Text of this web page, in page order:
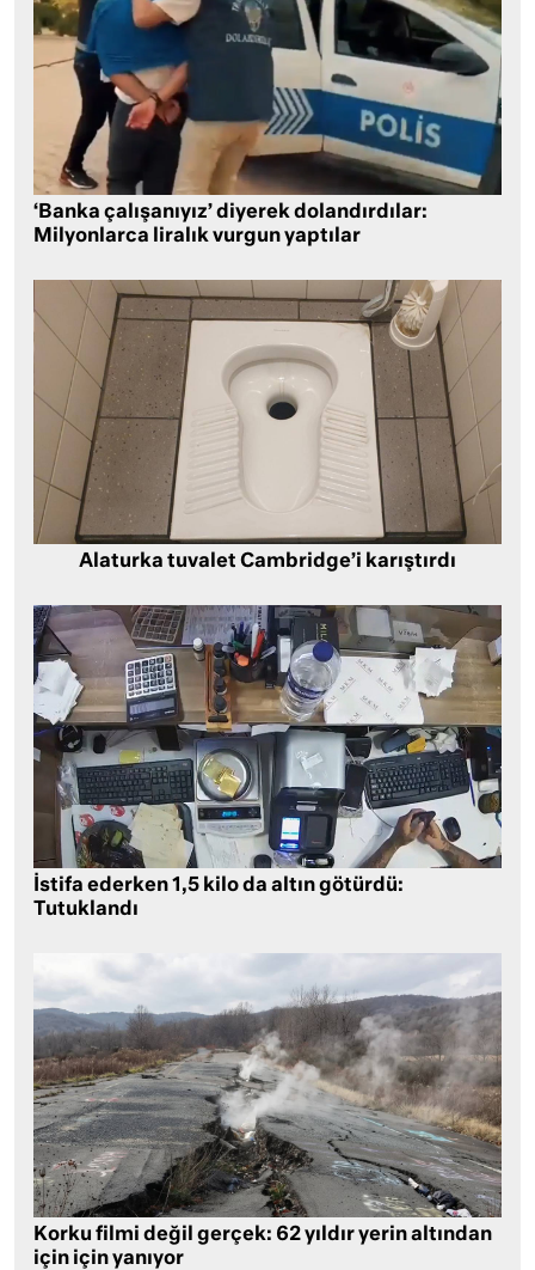
‘Banka çalışanıyız’ diyerek dolandırdılar:
Milyonlarca liralık vurgun yaptılar
Alaturka tuvalet Cambridge’i karıştırdı
İstifa ederken 1,5 kilo da altın götürdü:
Tutuklandı
Korku filmi değil gerçek: 62 yıldır yerin altından
için için yanıyor